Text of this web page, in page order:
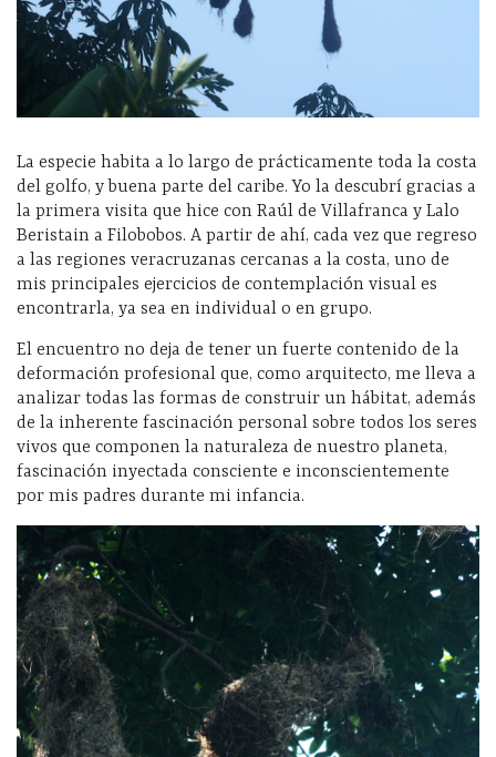
La especie habita a lo largo de prácticamente toda la costa
del golfo, y buena parte del caribe. Yo la descubrí gracias a
la primera visita que hice con Raúl de Villafranca y Lalo
Beristain a Filobobos. A partir de ahí, cada vez que regreso
a las regiones veracruzanas cercanas a la costa, uno de
mis principales ejercicios de contemplación visual es
encontrarla, ya sea en individual o en grupo.
El encuentro no deja de tener un fuerte contenido de la
deformación profesional que, como arquitecto, me lleva a
analizar todas las formas de construir un hábitat, además
de la inherente fascinación personal sobre todos los seres
vivos que componen la naturaleza de nuestro planeta,
fascinación inyectada consciente e inconscientemente
por mis padres durante mi infancia.